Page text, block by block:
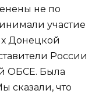
не по
участие
Донецкой
России
ОБСЕ. Была
сказали, что